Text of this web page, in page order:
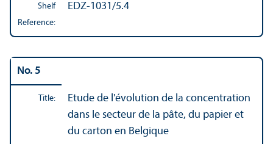
Shelf
Reference:
EDZ-1031/5.4
No. 5
Title:
Etude de l'évolution de la concentration
dans le secteur de la pâte, du papier et
du carton en Belgique